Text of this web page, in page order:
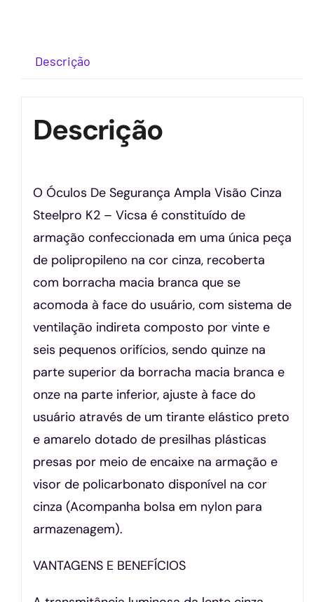
Descrição
Descrição
O Óculos De Segurança Ampla Visão Cinza
Steelpro K2 – Vicsa é constituído de
armação confeccionada em uma única peça
de polipropileno na cor cinza, recoberta
com borracha macia branca que se
acomoda à face do usuário, com sistema de
ventilação indireta composto por vinte e
seis pequenos orifícios, sendo quinze na
parte superior da borracha macia branca e
onze na parte inferior, ajuste à face do
usuário através de um tirante elástico preto
e amarelo dotado de presilhas plásticas
presas por meio de encaixe na armação e
visor de policarbonato disponível na cor
cinza (Acompanha bolsa em nylon para
armazenagem).
VANTAGENS E BENEFÍCIOS